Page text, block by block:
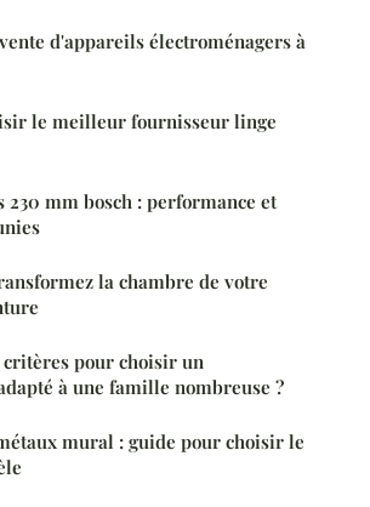
d'appareils électroménagers à
le meilleur fournisseur linge
230 mm bosch : performance et
la chambre de votre
critères pour choisir un
à une famille nombreuse ?
mural : guide pour choisir le